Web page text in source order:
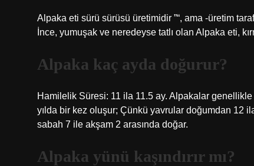
Alpaka eti sürü sürüsü üretimidir ”“, ama -üretim
İnce, yumuşak ve neredeyse tatlı olan Alpaka eti,
Alpaka kaç ayda doğurur?
Hamilelik Süresi: 11 ila 11.5 ay. Alpakalar
yılda bir kez oluşur; Çünkü yavrular doğumdan 12
sabah 7 ile akşam 2 arasında doğar.
Alpaka yünü kaşındırır mı?